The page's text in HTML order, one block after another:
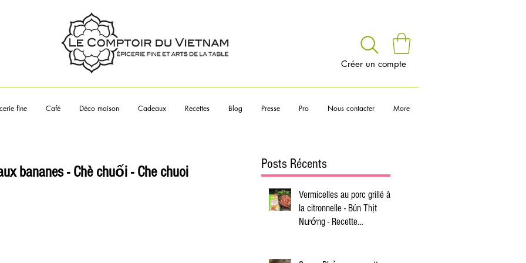
Créer un compte
fine Café Déco maison Cadeaux Recettes Blog Presse Pro Nous contacter More
bananes - Chè chuối - Che chuoi Posts Récents
Vermicelles au porc grillé à
la citronnelle - Bún Thịt
Nướng - Recette